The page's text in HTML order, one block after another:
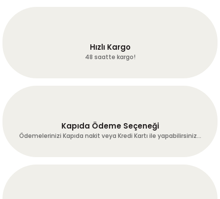
Hızlı Kargo
48 saatte kargo!
Kapıda Ödeme Seçeneği
Ödemelerinizi Kapıda nakit veya Kredi Kartı ile yapabilirsiniz...